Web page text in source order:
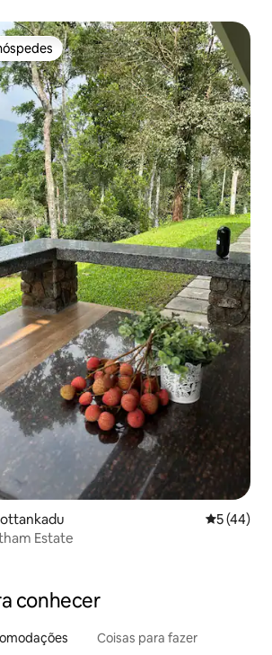
preferidos dos hóspedes
5 de uma
5 (44)
Estate
conhecer
Coisas para fazer